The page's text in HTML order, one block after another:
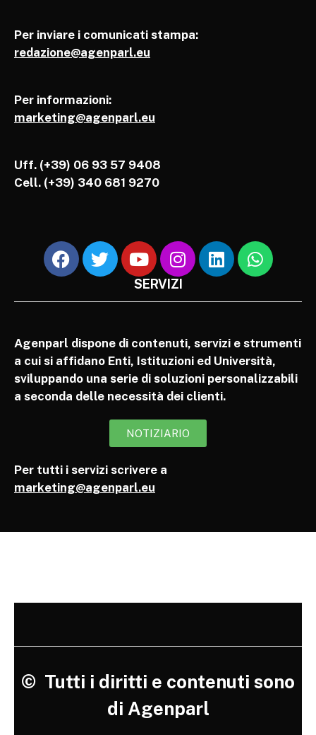
Per inviare i comunicati stampa:
redazione@agenparl.eu
Per informazioni:
marketing@agenparl.eu
Uff. (+39) 06 93 57 9408
Cell. (+39) 340 681 9270
SERVIZI
Agenparl dispone di contenuti, servizi e strumenti
a cui si affidano Enti, Istituzioni ed Università,
sviluppando una serie di soluzioni personalizzabili
a seconda delle necessità dei clienti.
NOTIZIARIO
Per tutti i servizi scrivere a
marketing@agenparl.eu
© Tutti i diritti e contenuti sono
di Agenparl